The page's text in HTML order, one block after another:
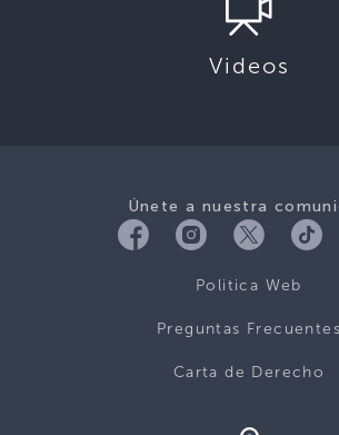
Videos
Únete a nuestra
Politica Web
Preguntas Frecuentes
Carta de Derecho